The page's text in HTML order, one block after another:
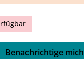
Benachrichtige mich